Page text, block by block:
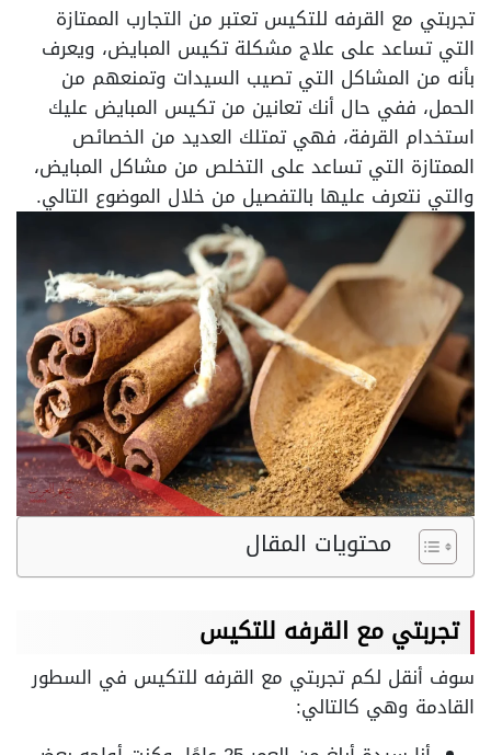
تجربتي مع القرفه للتكيس تعتبر من التجارب الممتازة
التي تساعد على علاج مشكلة تكيس المبايض، ويعرف
بأنه من المشاكل التي تصيب السيدات وتمنعهم من
الحمل، ففي حال أنك تعانين من تكيس المبايض عليك
استخدام القرفة، فهي تمتلك العديد من الخصائص
الممتازة التي تساعد على التخلص من مشاكل المبايض،
والتي نتعرف عليها بالتفصيل من خلال الموضوع التالي.
محتويات المقال
تجربتي مع القرفه للتكيس
سوف أنقل لكم تجربتي مع القرفه للتكيس في السطور
القادمة وهي كالتالي: